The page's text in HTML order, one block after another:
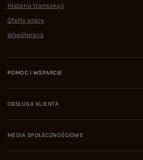
Historia transakcji
Oferty pracy
Współpraca
POMOC I WSPARCIE
OBSŁUGA KLIENTA
MEDIA SPOŁECZNOŚCIOWE